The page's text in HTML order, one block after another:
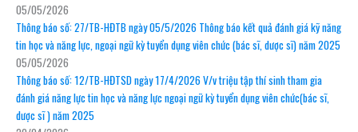
05/05/2026
Thông báo số: 27/TB-HĐTB ngày 05/5/2026 Thông báo kết quả đánh giá kỹ năng
tin học và năng lực, ngoại ngữ kỳ tuyển dụng viên chức (bác sĩ, dược sĩ) năm 2025
05/05/2026
Thông báo số: 12/TB-HĐTSD ngày 17/4/2026 V/v triệu tập thí sinh tham gia
đánh giá năng lực tin học và năng lực ngoại ngữ kỳ tuyển dụng viên chức(bác sĩ,
dược sĩ ) năm 2025